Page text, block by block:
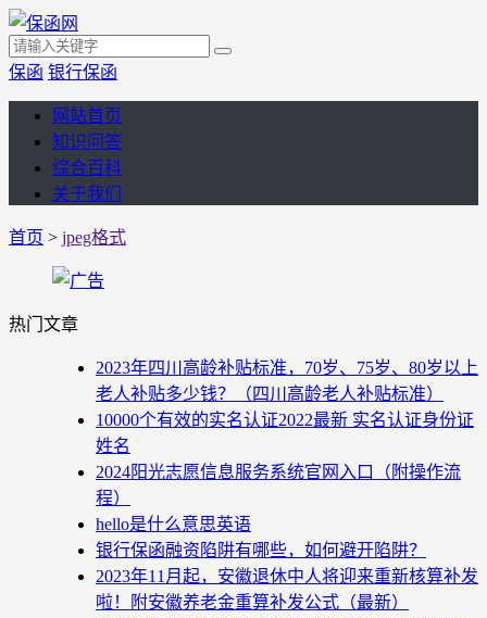
保函 银行保函
网站首页
知识问答
综合百科
关于我们
首页 > jpeg格式
热门文章
2023年四川高龄补贴标准，70岁、75岁、80岁以上
老人补贴多少钱？（四川高龄老人补贴标准）
10000个有效的实名认证2022最新 实名认证身份证
姓名
2024阳光志愿信息服务系统官网入口（附操作流
程）
hello是什么意思英语
银行保函融资陷阱有哪些，如何避开陷阱？
2023年11月起，安徽退休中人将迎来重新核算补发
啦！附安徽养老金重算补发公式（最新）